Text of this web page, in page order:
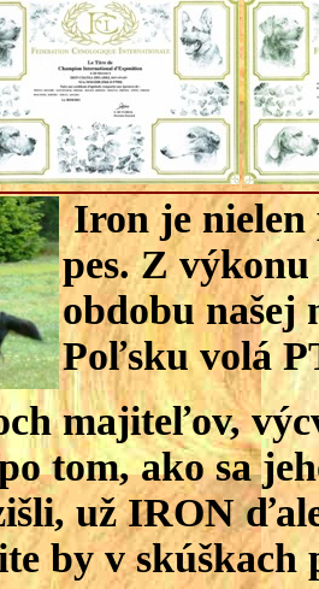
Iron je nielen
pes. Z
obdobu našej
Poľsku volá
majiteľov,
tom, ako sa
už IRON
by v